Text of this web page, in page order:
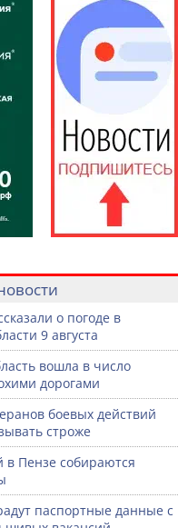
о погоде в
9 августа
вошла в число
дорогами
боевых действий
строже
в Пензе собираются
паспортные данные с